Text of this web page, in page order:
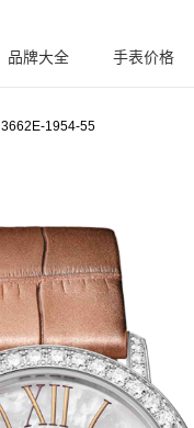
腕
品牌大全 手表价格
3662E-1954-55